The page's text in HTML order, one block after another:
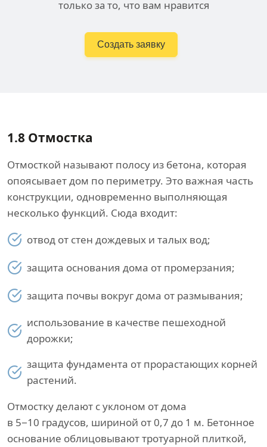
только за то, что вам нравится
Создать заявку
1.8 Отмостка
Отмосткой называют полосу из бетона, которая
опоясывает дом по периметру. Это важная часть
конструкции, одновременно выполняющая
несколько функций. Сюда входит:
отвод от стен дождевых и талых вод;
защита основания дома от промерзания;
защита почвы вокруг дома от размывания;
использование в качестве пешеходной
дорожки;
защита фундамента от прорастающих корней
растений.
Отмостку делают с уклоном от дома
в 5−10 градусов, шириной от 0,7 до 1 м. Бетонное
основание облицовывают тротуарной плиткой,